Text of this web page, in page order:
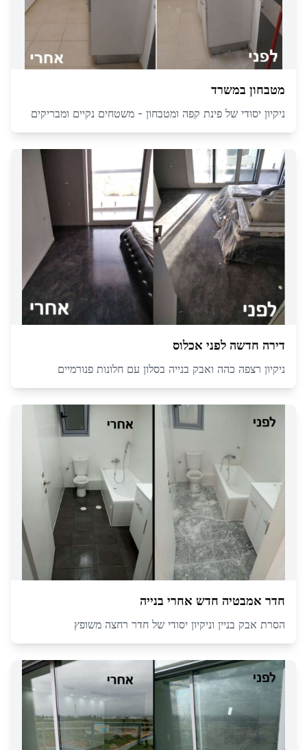
מטבחון במשרד
ניקיון יסודי של פינת קפה ומטבחון - משטחים נקיים ומבריקים
דירה חדשה לפני אכלוס
ניקיון רצפה כהה ואבק בנייה בסלון עם חלונות פנורמיים
חדר אמבטיה חדש אחרי בנייה
הסרת אבק בניין וניקיון יסודי של חדר רחצה משופץ